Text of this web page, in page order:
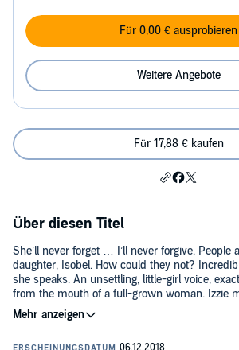
Für 0,00 € ausprobieren
Weitere Angebote
Für 17,88 € kaufen
Über diesen Titel
She’ll never forget … I’ll never forgive. People
daughter, Isobel. How could they not?
she speaks. An unsettling, little-girl voice,
from the mouth of a full-grown woman. Izzie
but inside she’s trapped. Caught in the day it
that broke her from within. Our family fell apart